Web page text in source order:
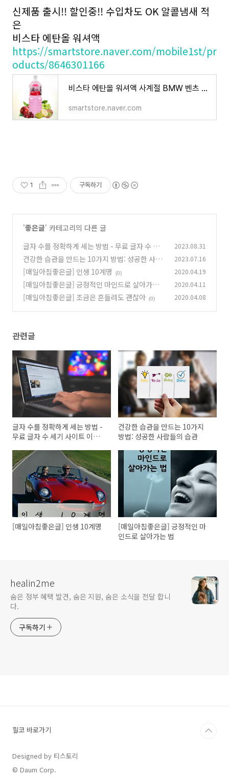
신제품 출시!! 할인중!! 수입차도 OK 알콜냄새 적
은
비스타 에탄올 워셔액
https://smartstore.naver.com/mobile1st/pr
oducts/8646301166
비스타 에탄올 워셔액 사계절 BMW 벤츠 자동차 : 겟잇츄시
smartstore.naver.com
1 구독하기
'좋은글' 카테고리의 다른 글
글자 수를 정확하게 세는 방법 - 무료 글자 수 세
기 사이트 이용하기
(0)
2023.08.31
건강한 습관을 만드는 10가지 방법: 성공한 사람
들의 습관 (0)
2023.07.16
[매일아침좋은글] 인생 10계명 (0) 2020.04.19
[매일아침좋은글] 긍정적인 마인드로 살아가는
법 (0)
2020.04.11
[매일아침좋은글] 조금은 흔들려도 괜찮아 (0) 2020.04.08
관련글
글자 수를 정확하게 세는 방법 -
무료 글자 수 세기 사이트 이용
건강한 습관을 만드는 10가지
방법: 성공한 사람들의 습관
[매일아침좋은글] 인생 10계명
[매일아침좋은글] 긍정적인 마
인드로 살아가는 법
healin2me
숨은 정부 혜택 발견, 숨은 지원, 숨은 소식을 전달 합니
다.
구독하기
힐코 바로가기
Designed by 티스토리
© Daum Corp.